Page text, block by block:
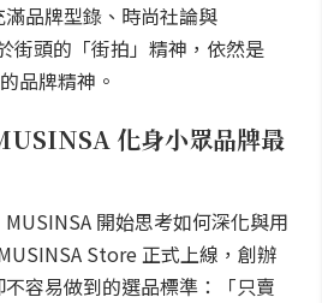
品牌型錄、時尚社論與
街頭的「街拍」精神，依然是
品牌精神。
化身小眾品牌最
開始思考如何深化與用
Store 正式上線，創辦
容易做到的選品標準：「只賣